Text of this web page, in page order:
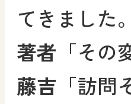
てきました
著者 「そ
藤吉 「訪